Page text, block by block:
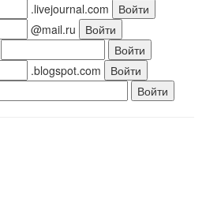
.livejournal.com
@mail.ru
.blogspot.com